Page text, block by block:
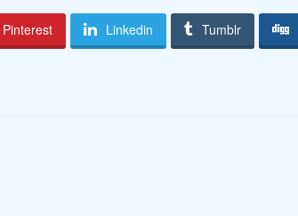
Pinterest Linkedin Tumblr